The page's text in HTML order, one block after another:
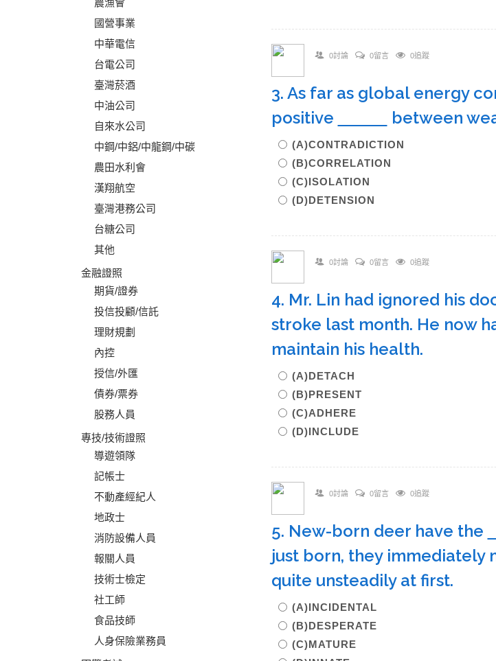
農漁會
國營事業
中華電信
台電公司
臺灣菸酒
中油公司
自來水公司
中鋼/中鋁/中龍鋼/中碳
農田水利會
漢翔航空
臺灣港務公司
台糖公司
其他
金融證照
期貨/證券
投信投顧/信託
理財規劃
內控
授信/外匯
債券/票券
股務人員
專技/技術證照
導遊領隊
記帳士
不動產經紀人
地政士
消防設備人員
報關人員
技術士檢定
社工師
食品技師
人身保險業務員
0討論 0留言 0追蹤
3. As far as global energy
positive
between
(A)CONTRADICTION
(B)CORRELATION
(C)ISOLATION
(D)DETENSION
0討論 0留言 0追蹤
4. Mr. Lin had ignored his
stroke last month. He now
maintain his health.
(A)DETACH
(B)PRESENT
(C)ADHERE
(D)INCLUDE
0討論 0留言 0追蹤
5. New-born deer have the
just born, they immediately
quite unsteadily at first.
(A)INCIDENTAL
(B)DESPERATE
(C)MATURE